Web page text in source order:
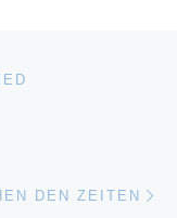
DEN ZEITEN